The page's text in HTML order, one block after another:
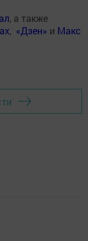
, а также
, «Дзен» и Макс